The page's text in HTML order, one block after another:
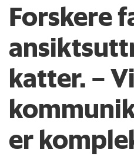
Forskere
katter. –
er